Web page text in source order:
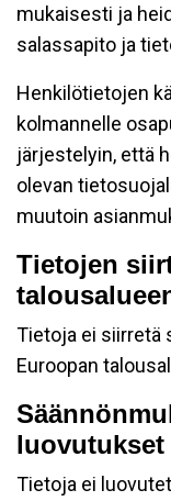
mukaisesti ja
salassapito ja
Henkilötietojen
kolmannelle
järjestelyin, että
olevan
muutoin
Tietojen
Tietoja ei siirretä
Euroopan
luovutukset
Tietoja ei